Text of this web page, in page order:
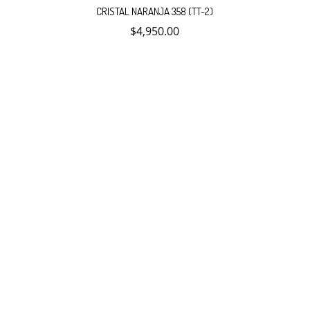
CRISTAL NARANJA 358 (TT-2)
$4,950.00